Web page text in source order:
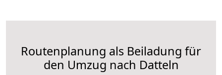
Routenplanung als Beiladung für
den Umzug nach Datteln